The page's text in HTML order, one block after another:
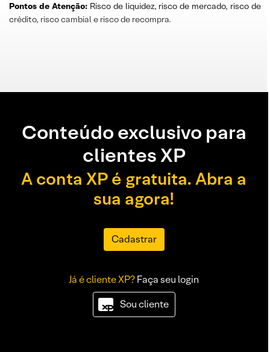
Pontos de Atenção:Risco de liquidez, risco de mercado, risco de
crédito, risco cambial e risco de recompra.
Conteúdo exclusivo para
clientes XP
A conta XP é gratuita. Abra a
sua agora!
Cadastrar
Já é cliente XP?Faça seu login
Sou cliente